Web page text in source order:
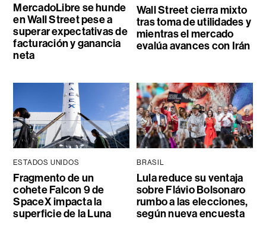
MercadoLibre se hunde
en Wall Street pese a
superar expectativas de
facturación y ganancia
neta
Wall Street cierra mixto
tras toma de utilidades y
mientras el mercado
evalúa avances con Irán
ESTADOS UNIDOS
Fragmento de un
cohete Falcon 9 de
SpaceX impacta la
superficie de la Luna
BRASIL
Lula reduce su ventaja
sobre Flávio Bolsonaro
rumbo a las elecciones,
según nueva encuesta